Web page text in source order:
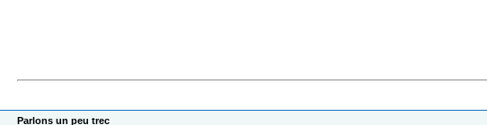
Parlons un peu trec